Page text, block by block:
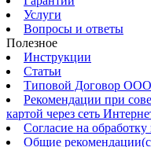
Услуги
Вопросы и ответы
Полезное
Инструкции
Статьи
Типовой Договор ООО
Рекомендации при
картой через сеть
Согласие на
Общие